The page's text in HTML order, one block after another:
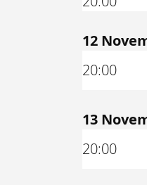
12
20:00
13
20:00